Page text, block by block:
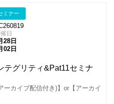
ミナー
日
28日
02日
テグリティ&Pat11セミナ
ーカイブ配信付き)】or【アーカイ